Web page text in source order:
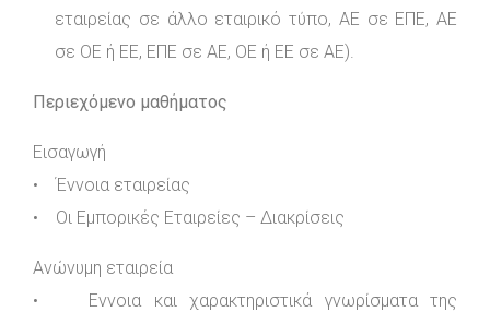
εταιρείας σε άλλο εταιρικό τύπο, ΑΕ σε ΕΠΕ, ΑΕ
σε ΟΕ ή ΕΕ, ΕΠΕ σε ΑΕ, ΟΕ ή ΕΕ σε ΑΕ).
Περιεχόμενο μαθήματος
Εισαγωγή
• Έννοια εταιρείας
• Οι Εμπορικές Εταιρείες – Διακρίσεις
Ανώνυμη εταιρεία
• Εννοια και χαρακτηριστικά γνωρίσματα της